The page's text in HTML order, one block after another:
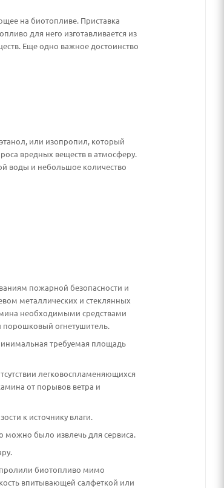
на биотопливе. Приставка
для него изготавливается из
Еще одно важное достоинство
или изопропил, который
вредных веществ в атмосферу.
воды и небольшое количество
пожарной безопасности и
металлических и стеклянных
необходимыми средствами
порошковый огнетушитель.
требуемая площадь
легковоспламеняющихся
от порывов ветра и
к источнику влаги.
можно было извлечь для сервиса.
пролили биотопливо мимо
впитывающей салфеткой или